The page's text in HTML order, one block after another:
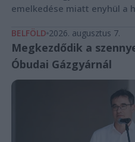
emelkedése miatt enyhül a
BELFÖLD 2026. augusztus 7.
Megkezdődik a
Óbudai Gázgyárnál